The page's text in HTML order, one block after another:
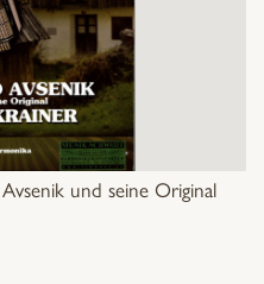
und seine Original